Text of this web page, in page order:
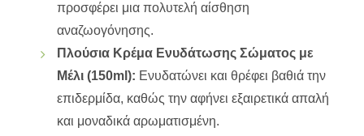
προσφέρει μια πολυτελή αίσθηση
αναζωογόνησης.
Πλούσια Κρέμα Ενυδάτωσης Σώματος με
Μέλι (150ml): Ενυδατώνει και θρέφει βαθιά την
επιδερμίδα, καθώς την αφήνει εξαιρετικά απαλή
και μοναδικά αρωματισμένη.